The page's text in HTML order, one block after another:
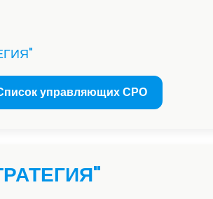
управляющих СРО